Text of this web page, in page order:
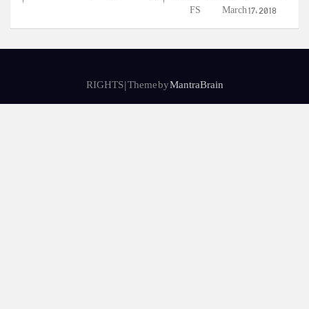
March 17, 2018
FS
RIGHTS | Theme byMantraBrain